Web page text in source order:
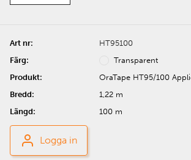
HT95100
Transparent
OraTape HT95/100
1,22 m
100 m
Logga in